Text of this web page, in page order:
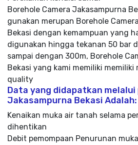
Borehole Camera Jakasampurna
gunakan merupan Borehole
Bekasi dengan kemampuan yang
digunakan hingga tekanan 50 bar
sampai dengan 300m, Borehole
Bekasi yang kami memiliki
quality
Data yang didapatkan
Jakasampurna Bekasi Adalah:
Kenaikan muka air tanah selama
dihentikan
Debit pemompaan Penurunan